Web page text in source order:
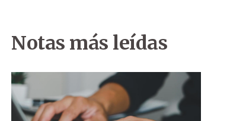
Notas más leídas